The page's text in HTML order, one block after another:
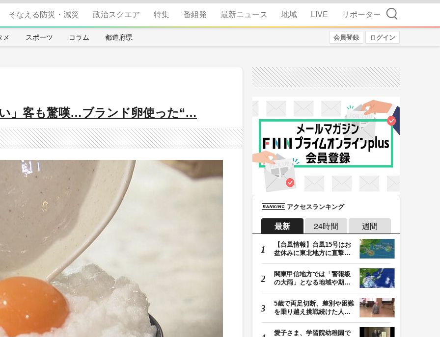
そなえる防災・減災 政治スクエア 特集 番組発 最新ニュース 地域 LIVE リポーター 検索
メ スポーツ コラム 都道府県 会員登録 ログイン
」客も驚嘆…ブランド卵使った“…
アクセスランキング
最新 24時間 週間
【台風情報】台風15号はお
盆休みに東北地方に直撃す
関東甲信地方では「警報級
の大雨」となる地域や期間
5歳で両足切断、差別や困難
を乗り越え挑戦続けた人
愛子さま、学習院幼稚園で